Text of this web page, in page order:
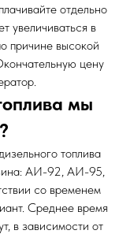
отдельно
увеличиваться в
причине высокой
цену
мы
топлива
АИ-92, АИ-95,
со временем
Среднее время
в зависимости от